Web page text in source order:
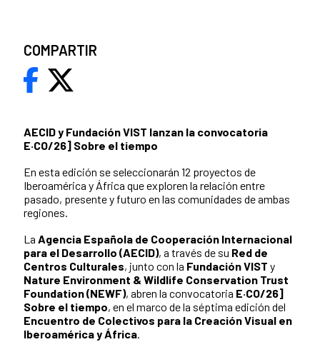
AECID y Fundación VIST lanzan la convocatoria
E·CO/26] Sobre el tiempo
En esta edición se seleccionarán 12 proyectos de
Iberoamérica y África que exploren la relación entre
pasado, presente y futuro en las comunidades de ambas
regiones.
La Agencia Española de Cooperación Internacional
para el Desarrollo (AECID), a través de su Red de
Centros Culturales, junto con la Fundación VIST y
Nature Environment & Wildlife Conservation Trust
Foundation (NEWF), abren la convocatoria E·CO/26]
Sobre el tiempo, en el marco de la séptima edición del
Encuentro de Colectivos para la Creación Visual en
Iberoamérica y África.
COMPARTIR